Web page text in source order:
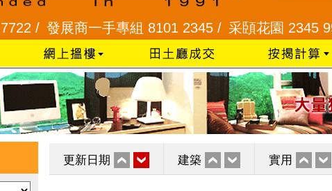
/發展商一手專組 8101 2345 /采頣花園 2345 9927 /
更新日期 建築 實用